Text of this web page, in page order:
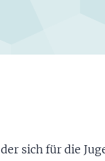
sich für die